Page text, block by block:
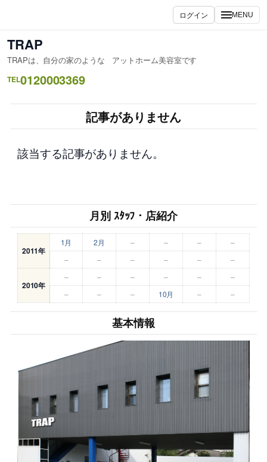
を
ス
キ
ッ
ログイン MENU
TRAP
TRAPは、自分の家のような アットホーム美容室です
TEL0120003369
記事がありません
該当する記事がありません。
月別 ｽﾀｯﾌ・店紹介
2011年
1月 2月 – – –
–
–
– – – – –
2010年
– – – – –
–
–
– – 10月 – –
基本情報